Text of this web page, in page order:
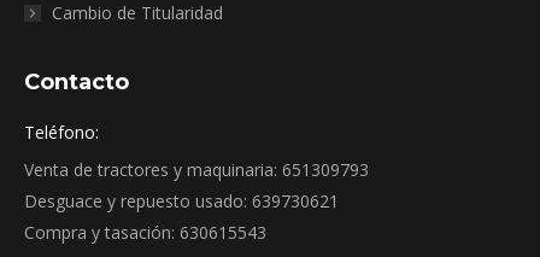
Cambio de Titularidad
Contacto
Teléfono:
Venta de tractores y maquinaria: 651309793
Desguace y repuesto usado: 639730621
Compra y tasación: 630615543